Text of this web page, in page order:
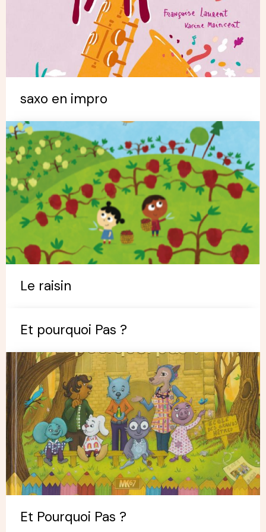
saxo en impro
Le raisin
Et pourquoi Pas ?
Et Pourquoi Pas ?